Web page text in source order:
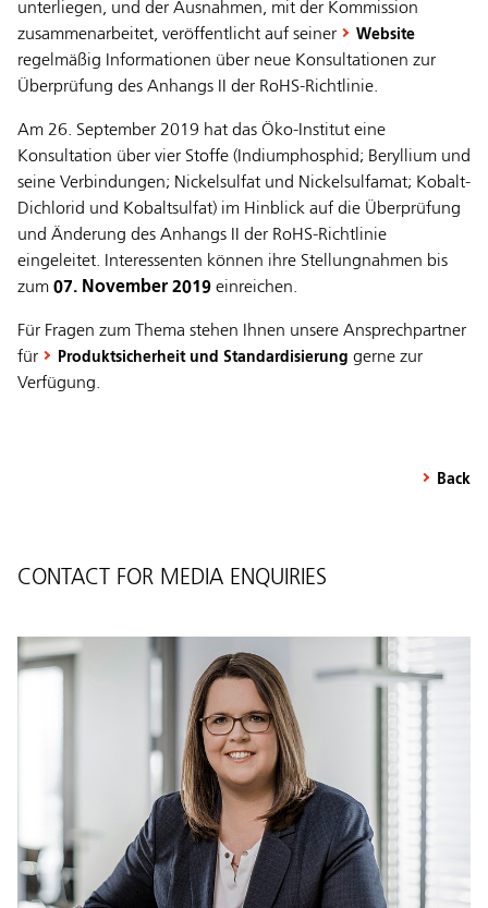
unterliegen, und der Ausnahmen, mit der Kommission
zusammenarbeitet, veröffentlicht auf seiner
Website
regelmäßig Informationen über neue Konsultationen zur
Überprüfung des Anhangs II der RoHS-Richtlinie.
Am 26. September 2019 hat das Öko-Institut eine
Konsultation über vier Stoffe (Indiumphosphid; Beryllium und
seine Verbindungen; Nickelsulfat und Nickelsulfamat; Kobalt-
Dichlorid und Kobaltsulfat) im Hinblick auf die Überprüfung
und Änderung des Anhangs II der RoHS-Richtlinie
eingeleitet. Interessenten können ihre Stellungnahmen bis
zum 07. November 2019 einreichen.
Für Fragen zum Thema stehen Ihnen unsere Ansprechpartner
für
Produktsicherheit und Standardisierung gerne zur
Verfügung.
Back
CONTACT FOR MEDIA ENQUIRIES